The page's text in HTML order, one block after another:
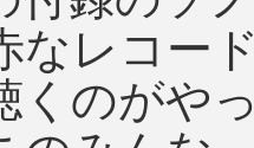
なレコー
くのがや